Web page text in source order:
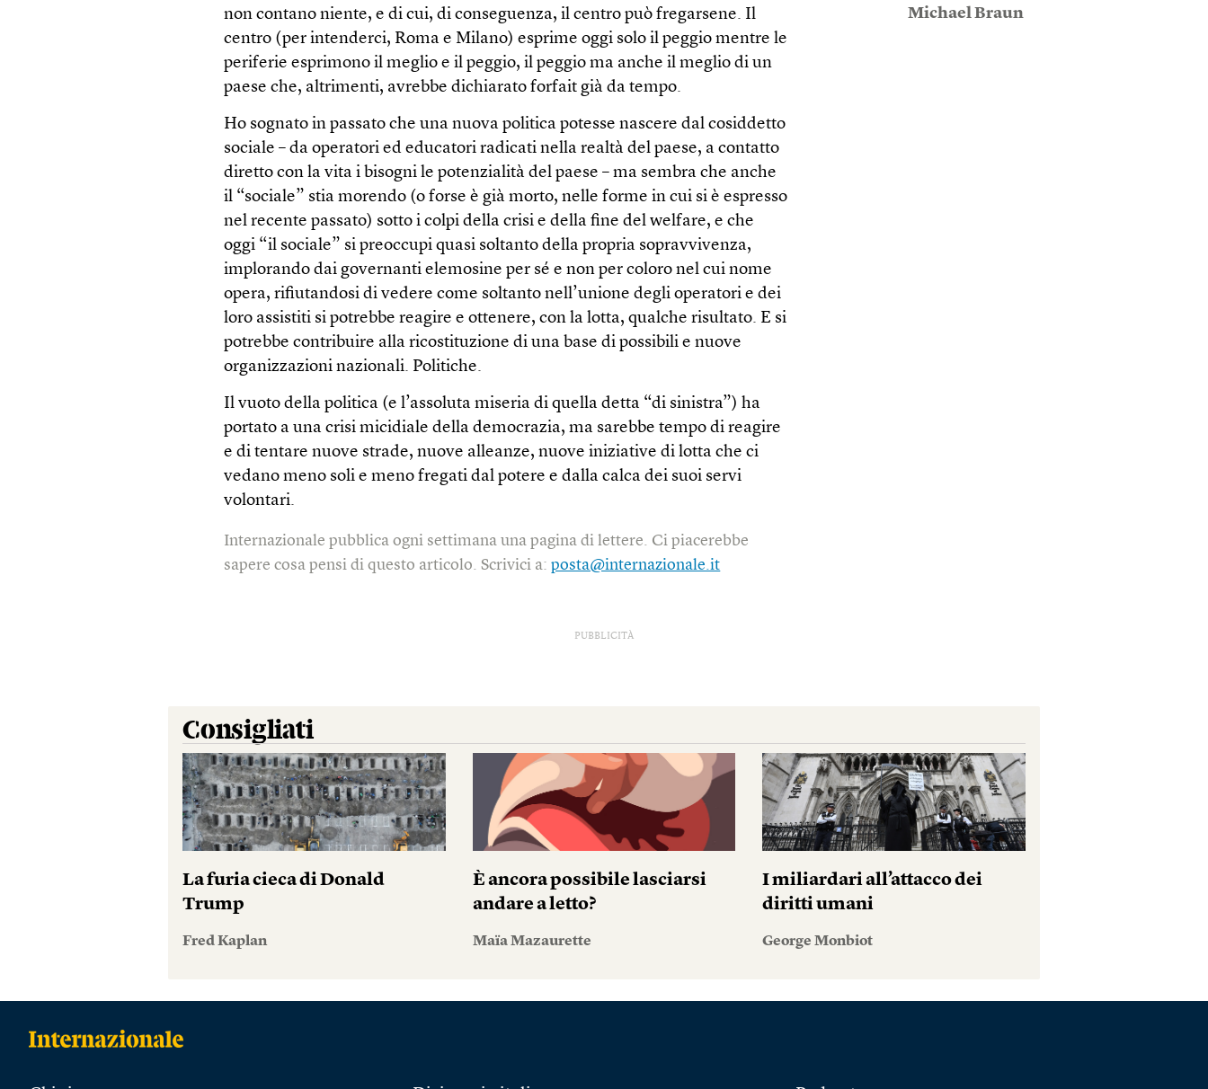
non contano niente, e di cui, di conseguenza, il centro può fregarsene. Il
centro (per intenderci, Roma e Milano) esprime oggi solo il peggio mentre le
periferie esprimono il meglio e il peggio, il peggio ma anche il meglio di un
paese che, altrimenti, avrebbe dichiarato forfait già da tempo.
Ho sognato in passato che una nuova politica potesse nascere dal cosiddetto
sociale – da operatori ed educatori radicati nella realtà del paese, a contatto
diretto con la vita i bisogni le potenzialità del paese – ma sembra che anche
il “sociale” stia morendo (o forse è già morto, nelle forme in cui si è espresso
nel recente passato) sotto i colpi della crisi e della fine del welfare, e che
oggi “il sociale” si preoccupi quasi soltanto della propria sopravvivenza,
implorando dai governanti elemosine per sé e non per coloro nel cui nome
opera, rifiutandosi di vedere come soltanto nell’unione degli operatori e dei
loro assistiti si potrebbe reagire e ottenere, con la lotta, qualche risultato. E si
potrebbe contribuire alla ricostituzione di una base di possibili e nuove
organizzazioni nazionali. Politiche.
Il vuoto della politica (e l’assoluta miseria di quella detta “di sinistra”) ha
portato a una crisi micidiale della democrazia, ma sarebbe tempo di reagire
e di tentare nuove strade, nuove alleanze, nuove iniziative di lotta che ci
vedano meno soli e meno fregati dal potere e dalla calca dei suoi servi
volontari.
Internazionale pubblica ogni settimana una pagina di lettere. Ci piacerebbe
sapere cosa pensi di questo articolo. Scrivici a:posta@internazionale.it
Michael Braun
PUBBLICITÀ
Consigliati
La furia cieca di Donald
Trump
Fred Kaplan
È ancora possibile lasciarsi
andare a letto?
Maïa Mazaurette
I miliardari all’attacco dei
diritti umani
George Monbiot